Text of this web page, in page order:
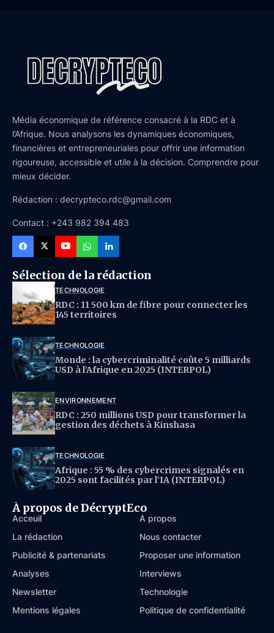
Média économique de référence consacré à la RDC et à
l’Afrique. Nous analysons les dynamiques économiques,
financières et entrepreneuriales pour offrir une information
rigoureuse, accessible et utile à la décision. Comprendre pour
mieux décider.
Rédaction : decrypteco.rdc@gmail.com
Contact : +243 982 394 483
Sélection de la rédaction
TECHNOLOGIE
RDC : 11 500 km de fibre pour connecter les
145 territoires
TECHNOLOGIE
Monde : la cybercriminalité coûte 5 milliards
USD à l’Afrique en 2025 (INTERPOL)
ENVIRONNEMENT
RDC : 250 millions USD pour transformer la
gestion des déchets à Kinshasa
TECHNOLOGIE
Afrique : 55 % des cybercrimes signalés en
2025 sont facilités par l’IA (INTERPOL)
À propos de DécryptEco
Acceuil
À propos
La rédaction
Nous contacter
Publicité & partenariats
Proposer une information
Analyses
Interviews
Newsletter
Technologie
Mentions légales
Politique de confidentialité